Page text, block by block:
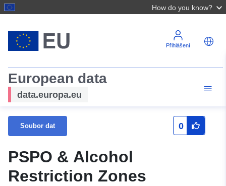
How do you know?
Přihlášení
European data
data.europa.eu
Soubor dat 0
PSPO & Alcohol
Restriction Zones